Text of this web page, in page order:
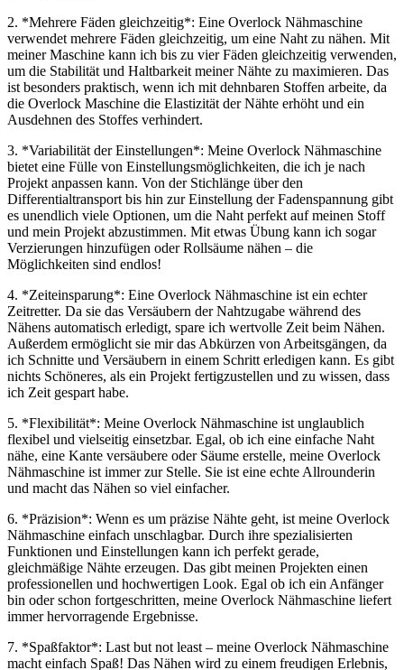
2. *Mehrere Fäden gleichzeitig*: Eine Overlock Nähmaschine
verwendet mehrere Fäden gleichzeitig, um eine Naht zu nähen. Mit
meiner Maschine kann ich bis zu vier Fäden gleichzeitig verwenden,
um die Stabilität und Haltbarkeit meiner Nähte zu maximieren. Das
ist besonders praktisch, wenn ich mit dehnbaren Stoffen arbeite, da
die Overlock Maschine die Elastizität der Nähte erhöht und ein
Ausdehnen des Stoffes verhindert.
3. *Variabilität der Einstellungen*: Meine Overlock Nähmaschine
bietet eine Fülle von Einstellungsmöglichkeiten, die ich je nach
Projekt anpassen kann. Von der Stichlänge über den
Differentialtransport bis hin zur Einstellung der Fadenspannung gibt
es unendlich viele Optionen, um die Naht perfekt auf meinen Stoff
und mein Projekt abzustimmen. Mit etwas Übung kann ich sogar
Verzierungen hinzufügen oder Rollsäume nähen – die
Möglichkeiten sind endlos!
4. *Zeiteinsparung*: Eine Overlock Nähmaschine ist ein echter
Zeitretter. Da sie das Versäubern der Nahtzugabe während des
Nähens automatisch erledigt, spare ich wertvolle Zeit beim Nähen.
Außerdem ermöglicht sie mir das Abkürzen von Arbeitsgängen, da
ich Schnitte und Versäubern in einem Schritt erledigen kann. Es gibt
nichts Schöneres, als ein Projekt fertigzustellen und zu wissen, dass
ich Zeit gespart habe.
5. *Flexibilität*: Meine Overlock Nähmaschine ist unglaublich
flexibel und vielseitig einsetzbar. Egal, ob ich eine einfache Naht
nähe, eine Kante versäubere oder Säume erstelle, meine Overlock
Nähmaschine ist immer zur Stelle. Sie ist eine echte Allrounderin
und macht das Nähen so viel einfacher.
6. *Präzision*: Wenn es um präzise Nähte geht, ist meine Overlock
Nähmaschine einfach unschlagbar. Durch ihre spezialisierten
Funktionen und Einstellungen kann ich perfekt gerade,
gleichmäßige Nähte erzeugen. Das gibt meinen Projekten einen
professionellen und hochwertigen Look. Egal ob ich ein Anfänger
bin oder schon fortgeschritten, meine Overlock Nähmaschine liefert
immer hervorragende Ergebnisse.
7. *Spaßfaktor*: Last but not least – meine Overlock Nähmaschine
macht einfach Spaß! Das Nähen wird zu einem freudigen Erlebnis,